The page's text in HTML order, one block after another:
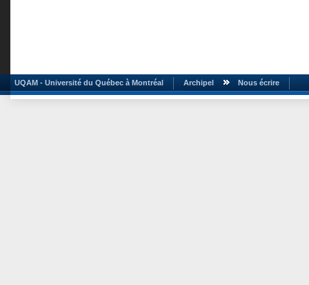
UQAM - Université du Québec à Montréal Archipel Nous écrire